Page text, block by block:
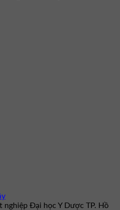
nghiệp Đại học Y Dược TP. Hồ